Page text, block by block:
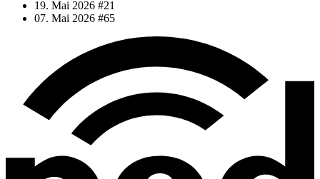
19. Mai 2026 #21
07. Mai 2026 #65